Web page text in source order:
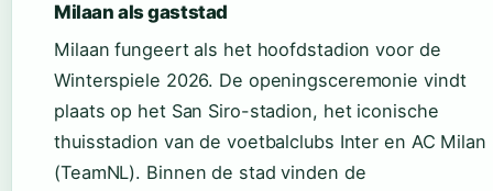
Milaan als gaststad
Milaan fungeert als het hoofdstadion voor de
Winterspiele 2026. De openingsceremonie vindt
plaats op het San Siro-stadion, het iconische
thuisstadion van de voetbalclubs Inter en AC Milan
(TeamNL). Binnen de stad vinden de